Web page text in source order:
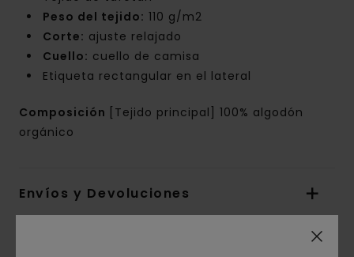
Peso del tejido: 110 g/m2
Corte: ajuste relajado
Cuello: cuello de camisa
Etiqueta rectangular en el lateral
Composición
[Tejido principal] 100% algodón
orgánico
Envíos y Devoluciones